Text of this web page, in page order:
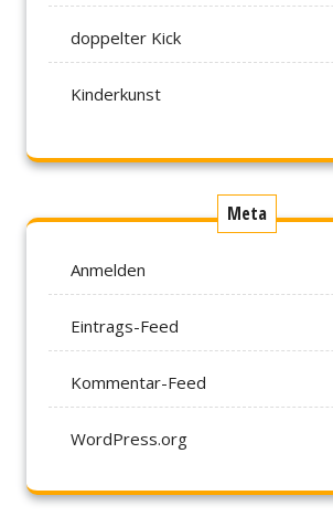
doppelter Kick
Kinderkunst
Meta
Anmelden
Eintrags-Feed
Kommentar-Feed
WordPress.org